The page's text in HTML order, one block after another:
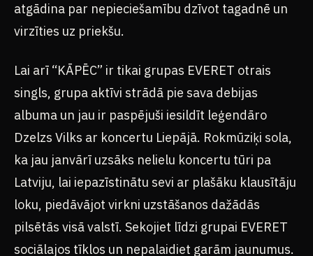
atgādina par nepieciešamību dzīvot tagadnē un
virzīties uz priekšu.
Lai arī “KĀPĒC” ir tikai grupas EVERET otrais
singls, grupa aktīvi strādā pie sava debijas
albuma un jau ir paspējuši iesildīt leģendāro
Dzelzs Vilks ar koncertu Liepājā. Rokmūziķi sola,
ka jau janvārī uzsāks nelielu koncertu tūri pa
Latviju, lai iepazīstinātu sevi ar plašāku klausītāju
loku, piedāvājot virkni uzstāšanos dažādās
pilsētās visā valstī. Sekojiet līdzi grupai EVERET
sociālajos tīklos un nepalaidiet garām jaunumus.